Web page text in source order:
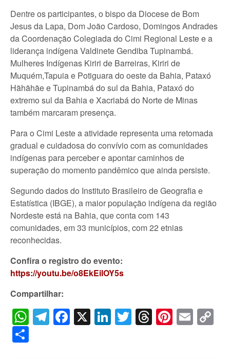
Dentre os participantes, o bispo da Diocese de Bom
Jesus da Lapa, Dom João Cardoso, Domingos Andrades
da Coordenação Colegiada do Cimi Regional Leste e a
liderança indígena Valdinete Gendiba Tupinambá.
Mulheres Indígenas Kiriri de Barreiras, Kiriri de
Muquém,Tapuia e Potiguara do oeste da Bahia, Pataxó
Hãhãhãe e Tupinambá do sul da Bahia, Pataxó do
extremo sul da Bahia e Xacriabá do Norte de Minas
também marcaram presença.
Para o Cimi Leste a atividade representa uma retomada
gradual e cuidadosa do convívio com as comunidades
indígenas para perceber e apontar caminhos de
superação do momento pandêmico que ainda persiste.
Segundo dados do Instituto Brasileiro de Geografia e
Estatística (IBGE), a maior população indígena da região
Nordeste está na Bahia, que conta com 143
comunidades, em 33 municípios, com 22 etnias
reconhecidas.
Confira o registro do evento:
https://youtu.be/o8EkEilOY5s
Compartilhar:
WhatsApp
Telegram
Facebook
X LinkedIn
Twitter
Threads